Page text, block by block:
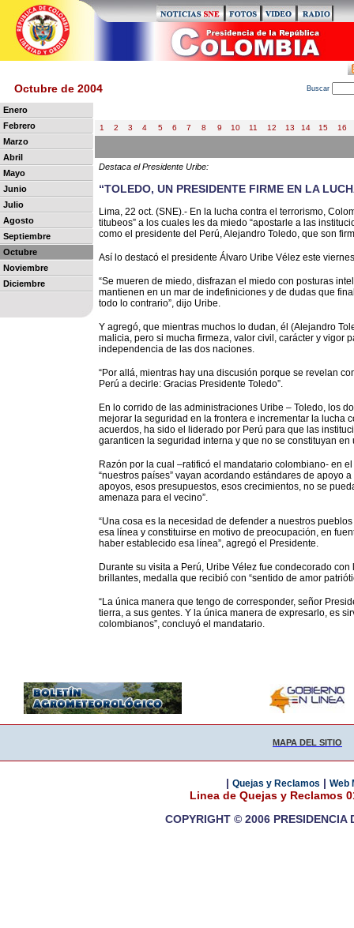
Octubre de 2004 Buscar
Enero
Febrero
Marzo
Abril
Mayo
Junio
Julio
Agosto
Septiembre
Octubre
Noviembre
Diciembre
1 2 3 4 5 6 7 8 9 10 11 12 13 14 15 16
Destaca el Presidente Uribe:
“TOLEDO, UN PRESIDENTE FIRME EN LA
Lima, 22 oct. (SNE).- En la lucha contra el terrorismo,
titubeos” a los cuales les da miedo “apostarle a las
como el presidente del Perú, Alejandro Toledo, que son
Así lo destacó el presidente Álvaro Uribe Vélez este
“Se mueren de miedo, disfrazan el miedo con posturas
mantienen en un mar de indefiniciones y de dudas que
todo lo contrario”, dijo Uribe.
Y agregó, que mientras muchos lo dudan, él (Alejandro
malicia, pero si mucha firmeza, valor civil, carácter y vigor
independencia de las dos naciones.
“Por allá, mientras hay una discusión porque se revelan
Perú a decirle: Gracias Presidente Toledo”.
En lo corrido de las administraciones Uribe – Toledo, los
mejorar la seguridad en la frontera e incrementar la lucha
acuerdos, ha sido el liderado por Perú para que las
garanticen la seguridad interna y que no se constituyan
Razón por la cual –ratificó el mandatario colombiano- en
“nuestros países” vayan acordando estándares de apoyo
apoyos, esos presupuestos, esos crecimientos, no se
amenaza para el vecino”.
“Una cosa es la necesidad de defender a nuestros
esa línea y constituirse en motivo de preocupación, en
haber establecido esa línea”, agregó el Presidente.
Durante su visita a Perú, Uribe Vélez fue condecorado
brillantes, medalla que recibió con “sentido de amor
“La única manera que tengo de corresponder, señor
tierra, a sus gentes. Y la única manera de expresarlo, es
colombianos”, concluyó el mandatario.
MAPA DEL SITIO
| Quejas y Reclamos | Web
Linea de Quejas y Reclamos
COPYRIGHT © 2006 PRESIDENCIA